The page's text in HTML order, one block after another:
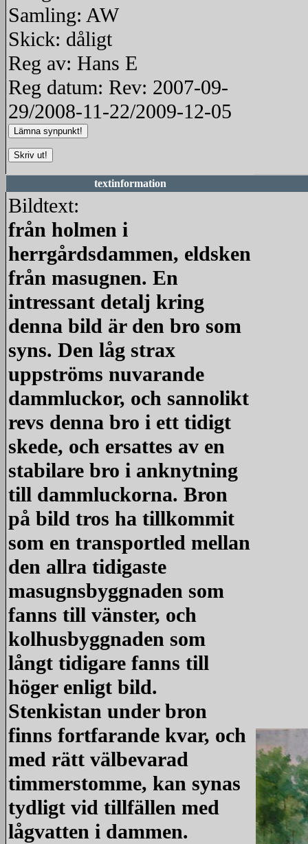
Samling: AW
Skick: dåligt
Reg av: Hans E
Reg datum: Rev: 2007-09-
29/2008-11-22/2009-12-05
textinformation
Bildtext:
från holmen i
herrgårdsdammen, eldsken
från masugnen. En
intressant detalj kring
denna bild är den bro som
syns. Den låg strax
uppströms nuvarande
dammluckor, och sannolikt
revs denna bro i ett tidigt
skede, och ersattes av en
stabilare bro i anknytning
till dammluckorna. Bron
på bild tros ha tillkommit
som en transportled mellan
den allra tidigaste
masugnsbyggnaden som
fanns till vänster, och
kolhusbyggnaden som
långt tidigare fanns till
höger enligt bild.
Stenkistan under bron
finns fortfarande kvar, och
med rätt välbevarad
timmerstomme, kan synas
tydligt vid tillfällen med
lågvatten i dammen.